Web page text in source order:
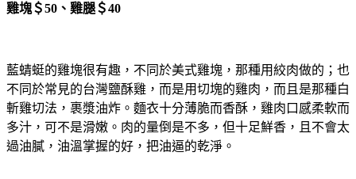
雞塊＄50、雞腿＄40
藍蜻蜓的雞塊很有趣，不同於美式雞塊，那種用絞肉做的；也
不同於常見的台灣鹽酥雞，而是用切塊的雞肉，而且是那種白
斬雞切法，裹漿油炸。麵衣十分薄脆而香酥，雞肉口感柔軟而
多汁，可不是滑嫩。肉的量倒是不多，但十足鮮香，且不會太
過油膩，油溫掌握的好，把油逼的乾淨。